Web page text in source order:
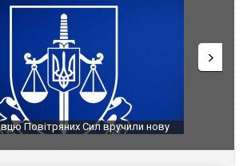
уразили Ярославський НПЗ:
Неймар